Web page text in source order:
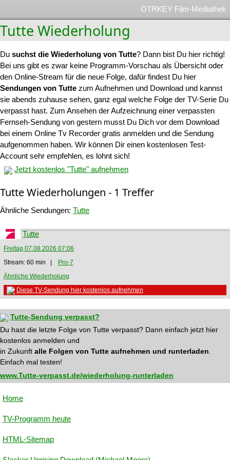
OTRKEY Film-Mediathek
Tutte Wiederholung
Du suchst die Wiederholung von Tutte? Dann bist Du hier richtig!
Bei uns gibt es zwar keine Programm-Vorschau als Übersicht oder
den Online-Stream für die neue Folge, dafür findest Du hier
Sendungen von Tutte zum Aufnehmen und Download und kannst
sie abends zuhause sehen, ganz egal welche Folge der TV-Serie Du
verpasst hast. Zum Ansehen der Aufzeichnung einer verpassten
Fernseh-Sendung von gestern musst Du Dich vor dem Download
bei einem Online Tv Recorder gratis anmelden und die Sendung
aufgenommen haben. Wir können Dir einen kostenlosen Test-
Account sehr empfehlen, es lohnt sich!
Jetzt kostenlos "Tutte" aufnehmen
Tutte Wiederholungen - 1 Treffer
Ähnliche Sendungen: Tutte
Tutte
Freitag 07.08.2026 07:06
Stream: 60 min |
Pro-7
Ähnliche Wiederholung
Diese TV-Sendung hier kostenlos aufnehmen
Tutte-Sendung verpasst?
Du hast die letzte Folge von Tutte verpasst? Dann einfach jetzt hier
kostenlos anmelden und
in Zukunft alle Folgen von Tutte aufnehmen und runterladen
Einfach mal testen!
www.Tutte-verpasst.de/wiederholung-runterladen
Home
TV-Programm heute
HTML-Sitemap